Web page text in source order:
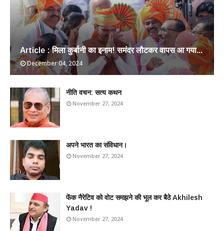
Article : मिला कुर्बानी का इनाम! समंदर लौटकर वापस आ गया...
December 04, 2024
​नीति वचन: सत्य कथन
November 27, 2024
अपने भारत का संविधान।
November 27, 2024
फेंक नैरेटिव को वोट समझने की भूल कर बैठे Akhilesh
Yadav !
November 27, 2024